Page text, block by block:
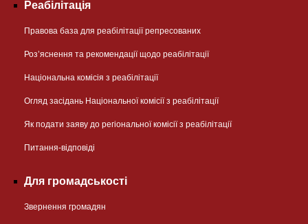
Реабілітація
Правова база для реабілітації репресованих
Розʼяснення та рекомендації щодо реабілітації
Національна комісія з реабілітації
Огляд засідань Національної комісії з реабілітації
Як подати заяву до регіональної комісії з реабілітації
Питання-відповіді
Для громадськості
Звернення громадян